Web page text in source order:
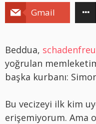
Gmail
Beddua,
yoğrulan
başka kurbanı:
Bu vecizeyi ilk kim
erişemiyorum. Ama